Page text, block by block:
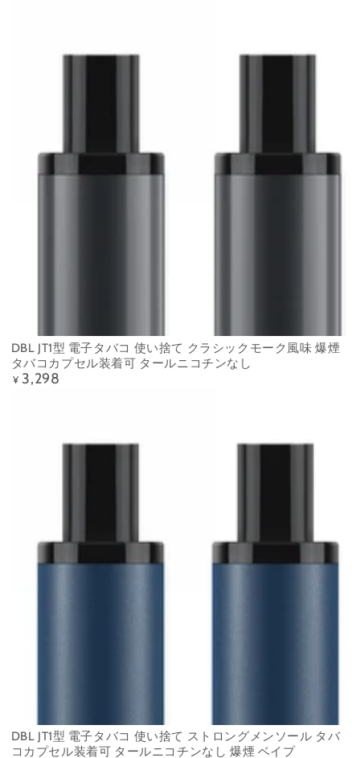
DBL JT1型 電子タバコ 使い捨て クラシックモーク風味 爆煙
タバコカプセル装着可 タールニコチンなし
定
¥ 3,298
DBL JT1型 電子タバコ 使い捨て ストロングメンソール タバ
コカプセル装着可 タールニコチンなし 爆煙 ベイプ